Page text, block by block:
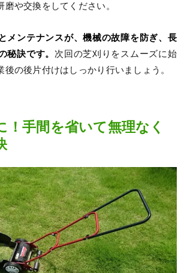
磨や交換をしてください。
メンテナンスが、機械の故障を防ぎ、長
秘訣です。 次回の芝刈りをスムーズに始
後の後片付けはしっかり行いましょう。
！手間を省いて無理なく